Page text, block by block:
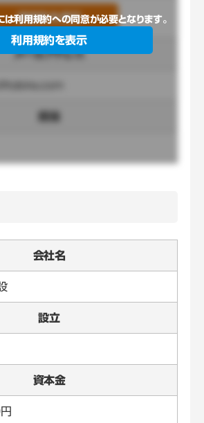
は利用規約への同意が必要となります。
利用規約を表示
連絡先を表示
メールアドレス
会社名
設立
資本金